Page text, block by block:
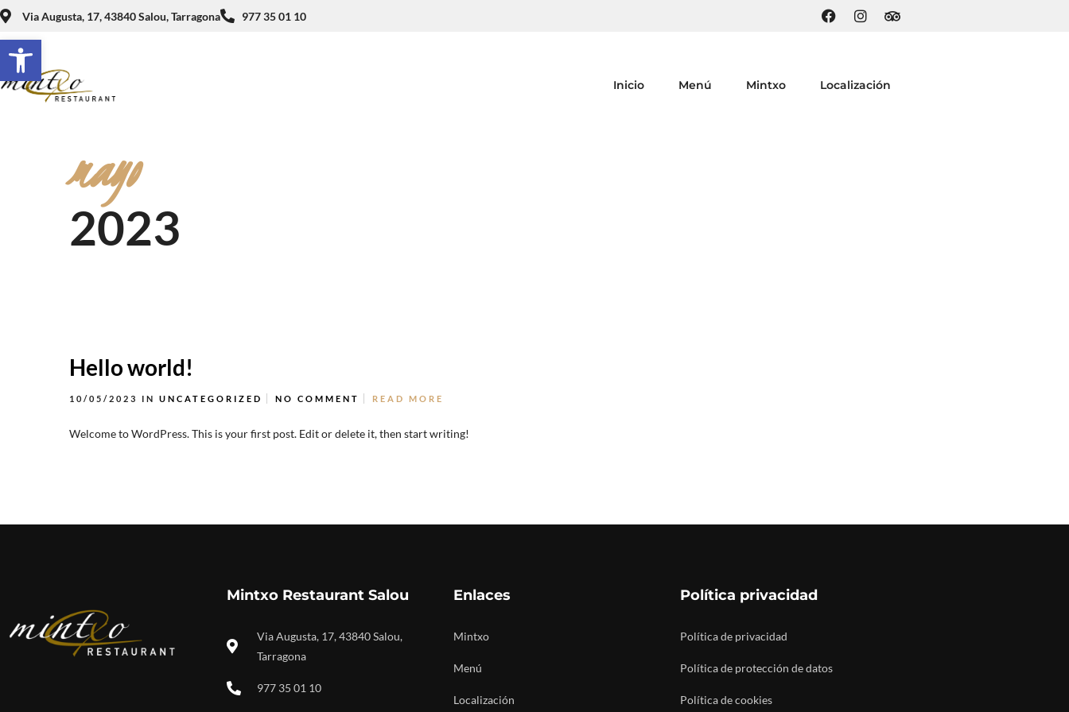
Abrir barra de herramientas
Via Augusta, 17, 43840 Salou, Tarragona 977 35 01 10
Inicio Menú Mintxo Localización
mayo
2023
Hello world!
10/05/2023 IN UNCATEGORIZED NO COMMENT READ MORE
Welcome to WordPress. This is your first post. Edit or delete it, then start writing!
Mintxo Restaurant Salou
Via Augusta, 17, 43840 Salou,
Tarragona
977 35 01 10
Enlaces
Mintxo
Menú
Localización
Política privacidad
Política de privacidad
Política de protección de datos
Política de cookies